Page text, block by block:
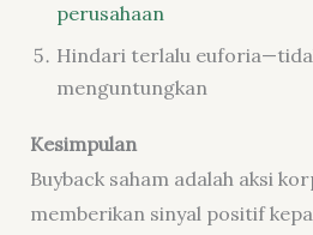
perusahaan
Hindari terlalu
menguntungkan
Kesimpulan
Buyback saham adalah aksi
memberikan sinyal positif